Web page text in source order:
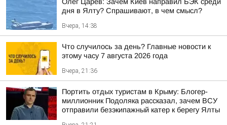
дня в Ялту? Спрашивают, в чем смысл?
Вчера, 14:38
Что случилось за день? Главные новости к
этому часу 7 августа 2026 года
Вчера, 21:36
Портить отдых туристам в Крыму: Блогер-
миллионник Подоляка рассказал, зачем ВСУ
отправили безэкипажный катер к берегу Ялты